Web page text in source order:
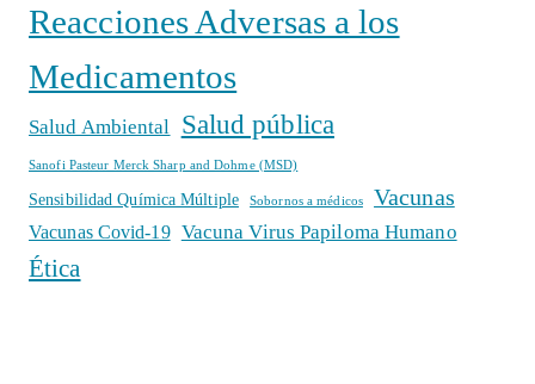
Reacciones Adversas a los
Medicamentos
Salud Ambiental Salud pública
Sanofi Pasteur Merck Sharp and Dohme (MSD)
Sensibilidad Química Múltiple Sobornos a médicos Vacunas
Vacunas Covid-19 Vacuna Virus Papiloma Humano
Ética